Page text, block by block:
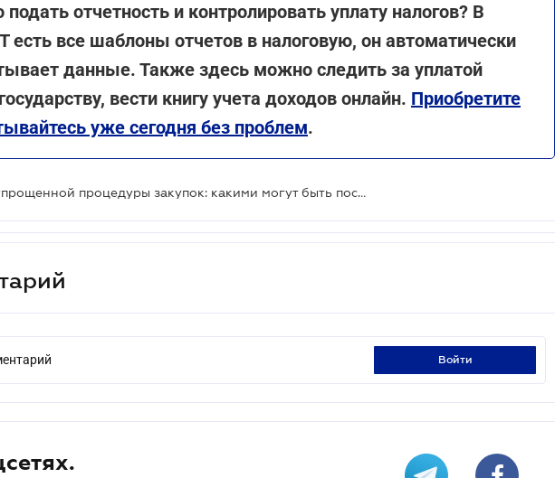
отчетность и контролировать уплату налогов? В
есть все шаблоны отчетов в налоговую, он автоматически
данные. Также здесь можно следить за уплатой
вести книгу учета доходов онлайн. Приобретите
уже сегодня без проблем.
Отмена упрощенной процедуры закупок: какими могут быть последствия для бизнеса
войти